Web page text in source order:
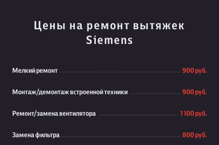
Цены на ремонт вытяжек
Siemens
Мелкий ремонт 900 руб.
Монтаж/демонтаж встроенной техники 900 руб.
Ремонт/замена вентилятора 1 100 руб.
Замена фильтра 800 руб.